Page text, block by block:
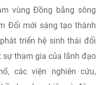
vùng Đồng bằng sông
Đổi mới sáng tạo thành
triển hệ sinh thái đổi
sự tham gia của lãnh đạo
các viện nghiên cứu,